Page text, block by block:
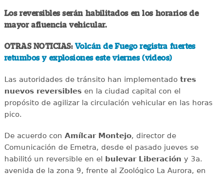
Los reversibles serán habilitados en los horarios de
mayor afluencia vehicular.
OTRAS NOTICIAS: Volcán de Fuego registra fuertes
retumbos y explosiones este viernes (videos)
Las autoridades de tránsito han implementado tres
nuevos reversiblesen la ciudad capital con el
propósito de agilizar la circulación vehicular en las horas
pico.
De acuerdo con Amílcar Montejo, director de
Comunicación de Emetra, desde el pasado jueves se
habilitó un reversible en el bulevar Liberación y 3a.
avenida de la zona 9, frente al Zoológico La Aurora, en